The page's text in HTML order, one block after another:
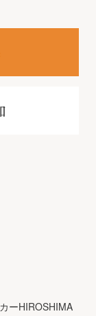
ーHIROSHIMA